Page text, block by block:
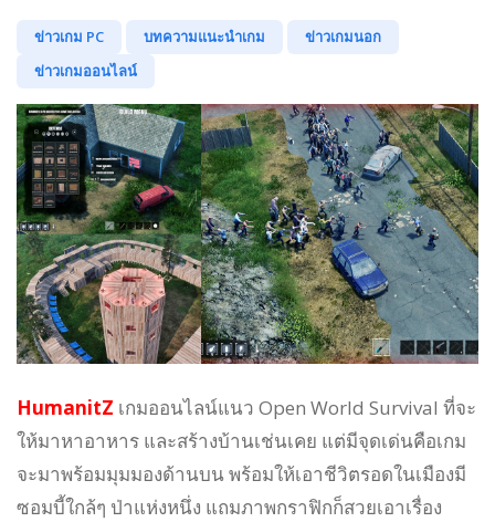
ข่าวเกม PC บทความแนะนำเกม
ข่าวเกมนอก
ข่าวเกมออนไลน์
HumanitZ เกมออนไลน์แนว Open World Survival ที่จะ
ให้มาหาอาหาร และสร้างบ้านเช่นเคย แต่มีจุดเด่นคือเกม
จะมาพร้อมมุมมองด้านบน พร้อมให้เอาชีวิตรอดในเมืองมี
ซอมบี้ใกล้ๆ ป่าแห่งหนึ่ง แถมภาพกราฟิกก็สวยเอาเรื่อง